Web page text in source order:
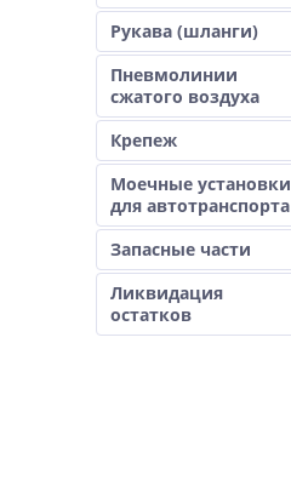
Рукава (шланги)
Пневмолинии
сжатого воздуха
Крепеж
Моечные установки
для автотранспорта
Запасные части
Ликвидация
остатков